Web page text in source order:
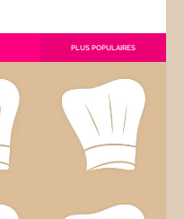
PLUS POPULAIRES